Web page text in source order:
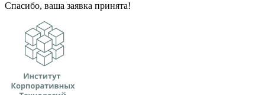
Спасибо, ваша заявка принята!